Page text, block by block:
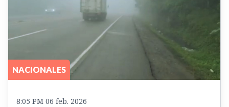
NACIONALES
8:05 PM 06 feb. 2026